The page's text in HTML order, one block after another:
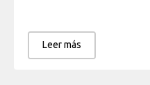
Leer más